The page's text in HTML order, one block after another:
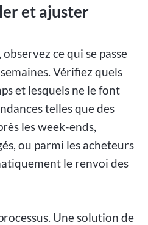
et ajuster
ce qui se passe
Vérifiez quels
et lesquels ne le font
telles que des
les week-ends,
ou parmi les acheteurs
le renvoi des
Une solution de